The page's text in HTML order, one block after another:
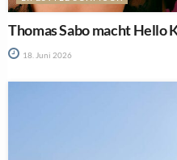
Thomas Sabo macht Hello
18. Juni 2026